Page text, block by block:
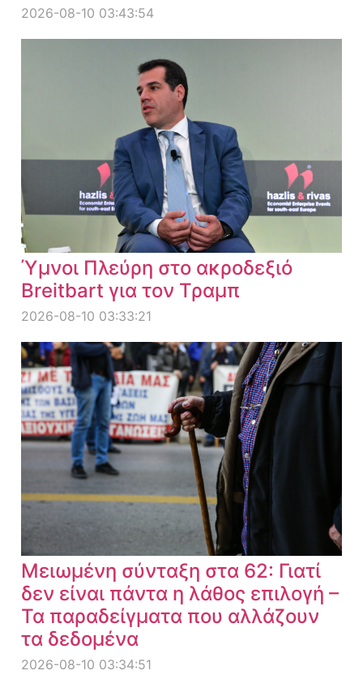
2026-08-10 03:43:54
Ύμνοι Πλεύρη στο ακροδεξιό
Breitbart για τον Τραμπ
2026-08-10 03:33:21
Μειωμένη σύνταξη στα 62: Γιατί
δεν είναι πάντα η λάθος επιλογή –
Τα παραδείγματα που αλλάζουν
τα δεδομένα
2026-08-10 03:34:51